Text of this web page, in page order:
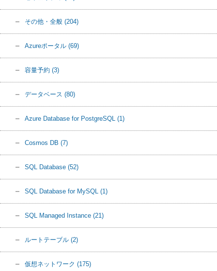
その他・全般 (204)
Azureポータル (69)
容量予約 (3)
データベース (80)
Azure Database for PostgreSQL (1)
Cosmos DB (7)
SQL Database (52)
SQL Database for MySQL (1)
SQL Managed Instance (21)
ルートテーブル (2)
仮想ネットワーク (175)